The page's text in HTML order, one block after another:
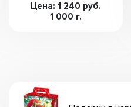
Цена: 1 240 руб.
1 000 г.